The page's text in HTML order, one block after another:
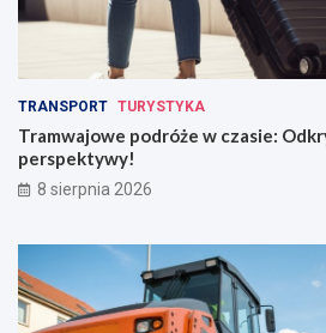
TRANSPORT TURYSTYKA
Tramwajowe podróże w czasie:
perspektywy!
8 sierpnia 2026